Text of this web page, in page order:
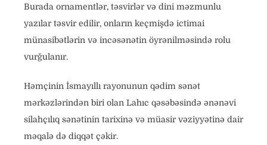
Burada ornamentlər, təsvirlər və dini məzmunlu
yazılar təsvir edilir, onların keçmişdə ictimai
münasibətlərin və incəsənətin öyrənilməsində rolu
vurğulanır.
Həmçinin İsmayıllı rayonunun qədim sənət
mərkəzlərindən biri olan Lahıc qəsəbəsində ənənəvi
silahçılıq sənətinin tarixinə və müasir vəziyyətinə dair
məqalə də diqqət çəkir.